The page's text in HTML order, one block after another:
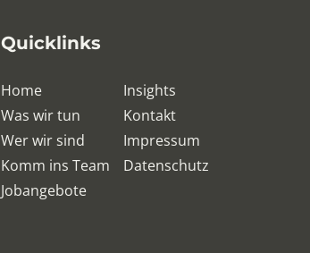
Quicklinks
Home
Was wir tun
Wer wir sind
Komm ins Team
Jobangebote
Insights
Kontakt
Impressum
Datenschutz